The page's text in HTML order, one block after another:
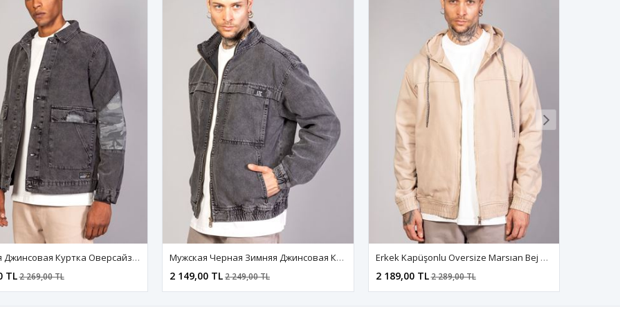
Отделкой Мужская Черная Зимняя Джинсовая Куртка-Бомбер Оверсайз На Молнии
2 149,00 TL
Erkek Kapüşonlu Oversize Marsıan Bej Kot Ceket
2 189,00 TL 2 149,00 TL